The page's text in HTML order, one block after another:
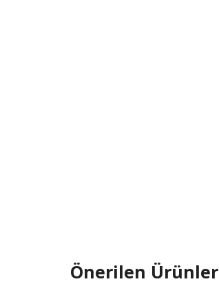
Önerilen Ürünler